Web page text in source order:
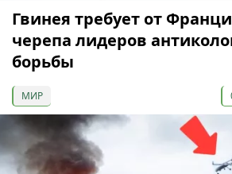
Гвинея требует от
черепа лидеров
борьбы
МИР